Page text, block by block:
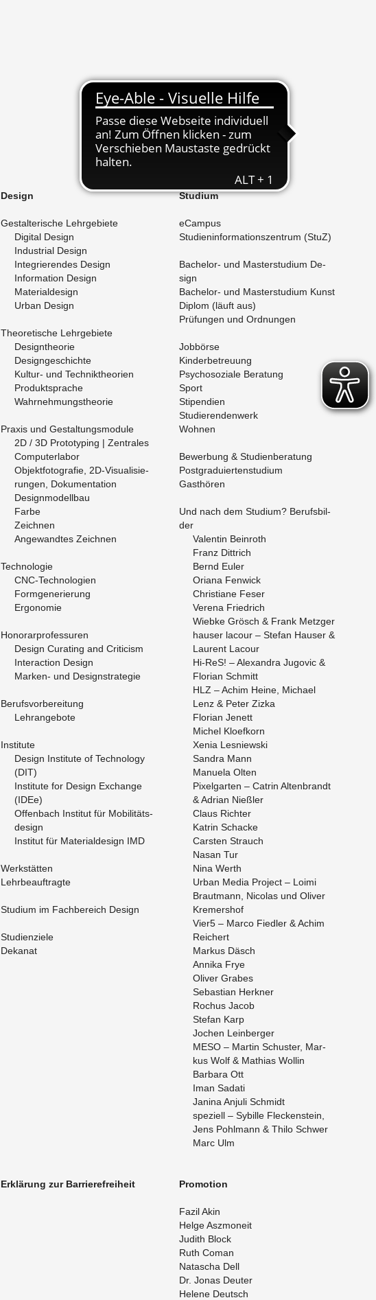
De­sign
Ge­stal­te­ri­sche Lehr­ge­bie­te
Di­gi­tal De­sign
In­dus­tri­al De­sign
In­te­grie­ren­des De­sign
In­for­ma­ti­on De­sign
Ma­te­ri­al­de­sign
Urban De­sign
Theo­re­ti­sche Lehr­ge­bie­te
De­sign­theo­rie
De­sign­ge­schich­te
Kul­tur- und Tech­nik­theo­ri­en
Pro­dukt­spra­che
Wahr­neh­mungs­theo­rie
Pra­xis und Ge­stal­tungs­mo­du­le
2D / 3D Pro­to­typ­ing | Zen­tra­les
Com­pu­ter­la­bor
Ob­jekt­fo­to­gra­fie, 2D-Vi­sua­li­sie­
run­gen, Do­ku­men­ta­ti­on
De­si­gn­mo­dell­bau
Farbe
Zeich­nen
An­ge­wand­tes Zeich­nen
Tech­no­lo­gie
CNC-Tech­no­lo­gi­en
Form­ge­ne­rie­rung
Er­go­no­mie
Ho­no­rar­pro­fes­su­ren
De­sign Cu­ra­ting and Cri­ti­cism
In­ter­ac­tion De­sign
Mar­ken- und De­sign­stra­te­gie
Be­rufs­vor­be­rei­tung
Lehr­an­ge­bo­te
In­sti­tu­te
De­sign In­sti­tu­te of Tech­no­lo­gy
(DIT)
In­sti­tu­te for De­sign Ex­ch­an­ge
(IDEe)
Of­fen­bach In­sti­tut für Mo­bi­li­täts­
de­sign
In­sti­tut für Ma­te­ri­al­de­sign IMD
Werk­stät­ten
Lehr­be­auf­trag­te
Stu­di­um im Fach­be­reich De­sign
Stu­di­en­zie­le
De­ka­nat
Stu­di­um
eCam­pus
Stu­di­en­in­for­ma­ti­ons­zen­trum (StuZ)
Ba­che­lor- und Mas­ter­stu­di­um De­
sign
Ba­che­lor- und Mas­ter­stu­di­um Kunst
Di­plom (läuft aus)
Prü­fun­gen und Ord­nun­gen
Job­bör­se
Kin­der­be­treu­ung
Psy­cho­so­zia­le Be­ra­tung
Sport
Sti­pen­di­en
Stu­die­ren­den­werk
Woh­nen
Be­wer­bung & Stu­di­en­be­ra­tung
Post­gra­du­ier­ten­stu­di­um
Gast­hö­ren
Und nach dem Stu­di­um? Be­rufs­bil­
der
Va­len­tin Bein­roth
Franz Dittrich
Bernd Euler
Oria­na Fen­wick
Chris­tia­ne Feser
Ve­re­na Fried­rich
Wieb­ke Grösch & Frank Metz­ger
hau­ser la­cour – Ste­fan Hau­ser &
Lau­rent La­cour
Hi-ReS! – Alex­an­dra Ju­go­vic &
Flo­ri­an Schmitt
HLZ – Achim Heine, Mi­cha­el
Lenz & Peter Zizka
Flo­ri­an Je­nett
Mi­chel Klo­ef­korn
Xenia Les­niew­ski
San­dra Mann
Ma­nue­la Olten
Pi­xel­gar­ten – Ca­trin Al­ten­brandt
& Adri­an Nieß­ler
Claus Rich­ter
Kat­rin Schacke
Cars­ten Strauch
Nasan Tur
Nina Werth
Urban Media Pro­ject – Loimi
Braut­mann, Ni­co­las und Oli­ver
Kre­mers­hof
Vier5 – Marco Fied­ler & Achim
Rei­chert
Mar­kus Däsch
An­ni­ka Frye
Oli­ver Gra­bes
Se­bas­ti­an Herk­ner
Ro­chus Jacob
Ste­fan Karp
Jo­chen Lein­ber­ger
MESO – Mar­tin Schus­ter, Mar­
kus Wolf & Ma­thi­as Wol­lin
Bar­ba­ra Ott
Iman Sa­da­ti
Ja­ni­na An­ju­li Schmidt
spe­zi­ell – Sy­bil­le Fle­cken­stein,
Jens Pohl­mann & Thilo Schwer
Marc Ulm
Er­klä­rung zur Bar­rie­re­frei­heit Pro­mo­ti­on
Fazil Akin
Helge Asz­mo­n­eit
Ju­dith Block
Ruth Coman
Na­ta­scha Dell
Dr. Jonas Deu­ter
He­le­ne Deutsch